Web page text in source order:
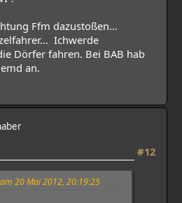
Ffm dazustoßen...
Ichwerde
Dörfer fahren. Bei BAB hab
an.
#12
20 Mai 2012, 20:19:25